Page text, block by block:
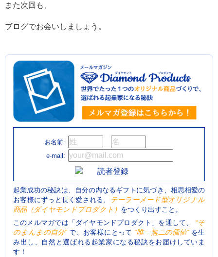
また次回も、
ブログでお会いしましょう。
お名前:
e-mail:
起業成功の秘訣は、自分の内なるギフトに気づき、相思相愛の
お客様にずっと長く愛される、
テーラーメード型オリジナル
商品（ダイヤモンドプロダクト） をつくり出すこと。
このメルマガでは「ダイヤモンドプロダクト」を通して、 “そ
のまんまの自分”で、お客様にとって “唯一無二の価値” を生
み出し、自然と選ばれる起業家になる秘訣をお届けしていま
す！